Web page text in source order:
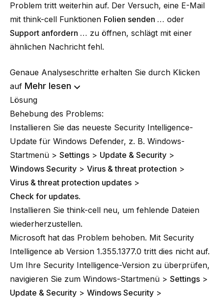
Problem tritt weiterhin auf. Der Versuch, eine E-Mail
mit think-cell Funktionen Folien senden … oder
Support anfordern … zu öffnen, schlägt mit einer
ähnlichen Nachricht fehl.
Genaue Analyseschritte erhalten Sie durch Klicken
auf Mehr lesen
Lösung
Behebung des Problems:
Installieren Sie das neueste Security Intelligence-
Update für Windows Defender, z. B. Windows-
Startmenü > Settings > Update & Security >
Windows Security > Virus & threat protection >
Virus & threat protection updates >
Check for updates.
Installieren Sie think-cell neu, um fehlende Dateien
wiederherzustellen.
Microsoft hat das Problem behoben. Mit Security
Intelligence ab Version 1.355.1377.0 tritt dies nicht auf.
Um Ihre Security Intelligence-Version zu überprüfen,
navigieren Sie zum Windows-Startmenü > Settings >
Update & Security > Windows Security >